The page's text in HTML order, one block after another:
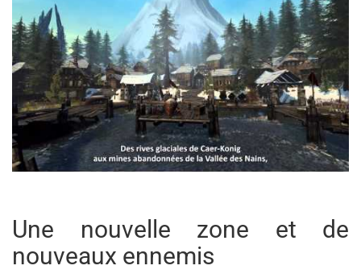
Une nouvelle zone et de
nouveaux ennemis